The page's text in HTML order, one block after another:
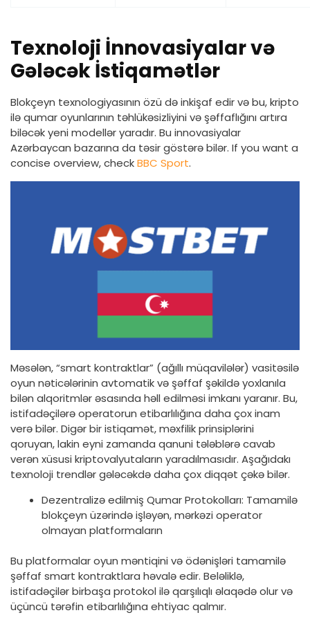
Texnoloji İnnovasiyalar və
Gələcək İstiqamətlər
Blokçeyn texnologiyasının özü də inkişaf edir və bu, kripto
ilə qumar oyunlarının təhlükəsizliyini və şəffaflığını artıra
biləcək yeni modellər yaradır. Bu innovasiyalar
Azərbaycan bazarına da təsir göstərə bilər. If you want a
concise overview, checkBBC Sport.
Məsələn, “smart kontraktlar” (ağıllı müqavilələr) vasitəsilə
oyun nəticələrinin avtomatik və şəffaf şəkildə yoxlanıla
bilən alqoritmlər əsasında həll edilməsi imkanı yaranır. Bu,
istifadəçilərə operatorun etibarlılığına daha çox inam
verə bilər. Digər bir istiqamət, məxfilik prinsiplərini
qoruyan, lakin eyni zamanda qanuni tələblərə cavab
verən xüsusi kriptovalyutaların yaradılmasıdır. Aşağıdakı
texnoloji trendlər gələcəkdə daha çox diqqət çəkə bilər.
Dezentralizə edilmiş Qumar Protokolları: Tamamilə
blokçeyn üzərində işləyən, mərkəzi operator
olmayan platformaların
Bu platformalar oyun məntiqini və ödənişləri tamamilə
şəffaf smart kontraktlara həvalə edir. Beləliklə,
istifadəçilər birbaşa protokol ilə qarşılıqlı əlaqədə olur və
üçüncü tərəfin etibarlılığına ehtiyac qalmır.